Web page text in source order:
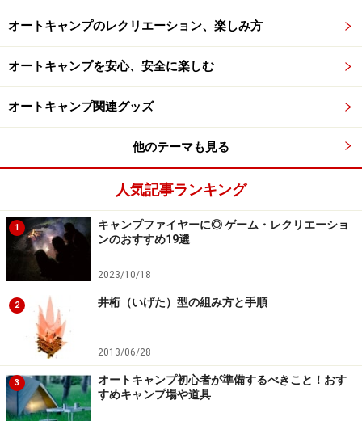
オートキャンプのレクリエーション、楽しみ方
オートキャンプを安心、安全に楽しむ
オートキャンプ関連グッズ
他のテーマも見る
人気記事ランキング
1
キャンプファイヤーに◎ ゲーム・レクリエーショ
ンのおすすめ19選
2023/10/18
2 井桁（いげた）型の組み方と手順
2013/06/28
3
オートキャンプ初心者が準備するべきこと！おす
すめキャンプ場や道具